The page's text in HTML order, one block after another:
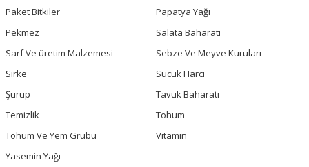
Paket Bitkiler
Papatya Yağı
Pekmez
Salata Baharatı
Sarf Ve üretim Malzemesi
Sebze Ve Meyve Kuruları
Sirke
Sucuk Harcı
Şurup
Tavuk Baharatı
Temizlik
Tohum
Tohum Ve Yem Grubu
Vitamin
Yasemin Yağı